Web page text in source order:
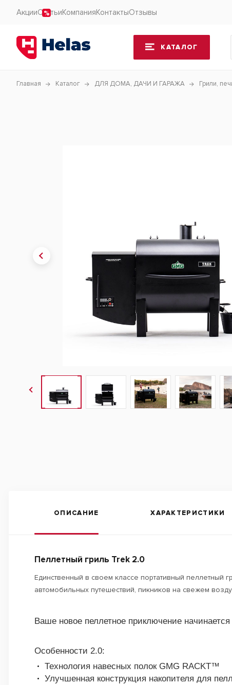
АкцииСтатьиКомпанияКонтактыОтзывы
КАТАЛОГ
Главная Каталог ДЛЯ ДОМА, ДАЧИ И ГАРАЖА Грили,
ОПИСАНИЕ ХАРАКТЕРИСТИКИ
Пеллетный гриль Trek 2.0
Единственный в своем классе портативный пеллетный
автомобильных путешествий, пикников на свежем
Ваше новое пеллетное приключение
Особенности 2.0:
Технология навесных полок GMG RACKT™
Улучшенная конструкция накопителя для